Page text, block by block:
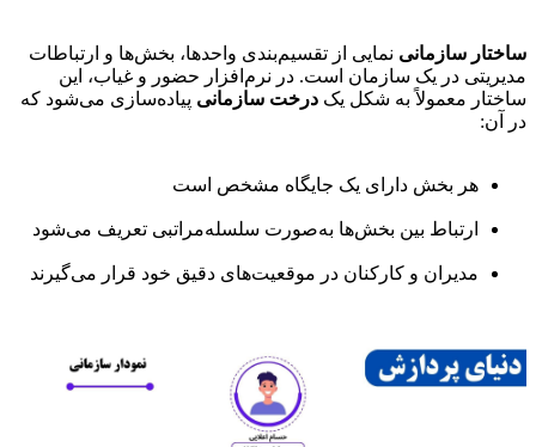
ساختار سازمانی نمایی از تقسیم‌بندی واحدها، بخش‌ها و ارتباطات
مدیریتی در یک سازمان است. در نرم‌افزار حضور و غیاب، این
ساختار معمولاً به شکل یک درخت سازمانی پیاده‌سازی می‌شود که
در آن:
هر بخش دارای یک جایگاه مشخص است
ارتباط بین بخش‌ها به‌صورت سلسله‌مراتبی تعریف می‌شود
مدیران و کارکنان در موقعیت‌های دقیق خود قرار می‌گیرند